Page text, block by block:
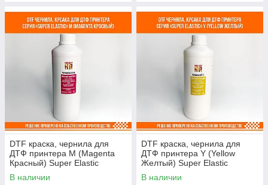
DTF краска, чернила для
ДТФ принтера M (Magenta
Красный) Super Elastic
В наличии
DTF краска, чернила для
ДТФ принтера Y (Yellow
Желтый) Super Elastic
В наличии